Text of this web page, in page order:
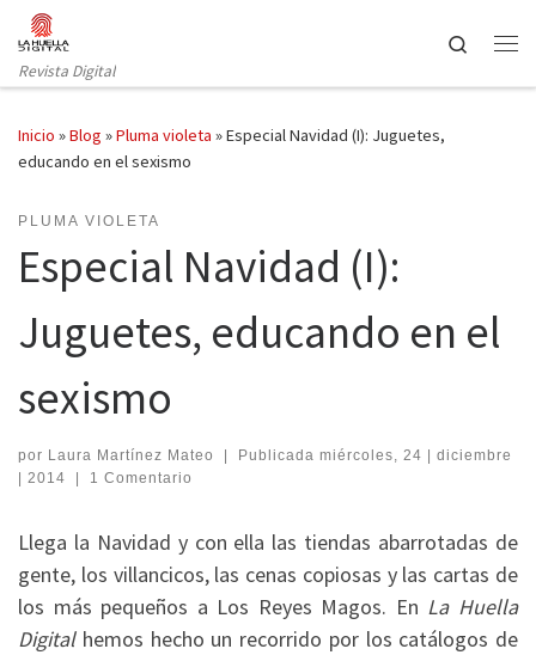
Saltar al contenido
Revista Digital
Search
Inicio »Blog »Pluma violeta »Especial Navidad (I): Juguetes,
educando en el sexismo
PLUMA VIOLETA
Especial Navidad (I):
Juguetes, educando en el
sexismo
por Laura Martínez Mateo | Publicada miércoles, 24 | diciembre
| 2014
| 1 Comentario
Llega la Navidad y con ella las tiendas abarrotadas de
gente, los villancicos, las cenas copiosas y las cartas de
los más pequeños a Los Reyes Magos. En La Huella
Digitalhemos hecho un recorrido por los catálogos de